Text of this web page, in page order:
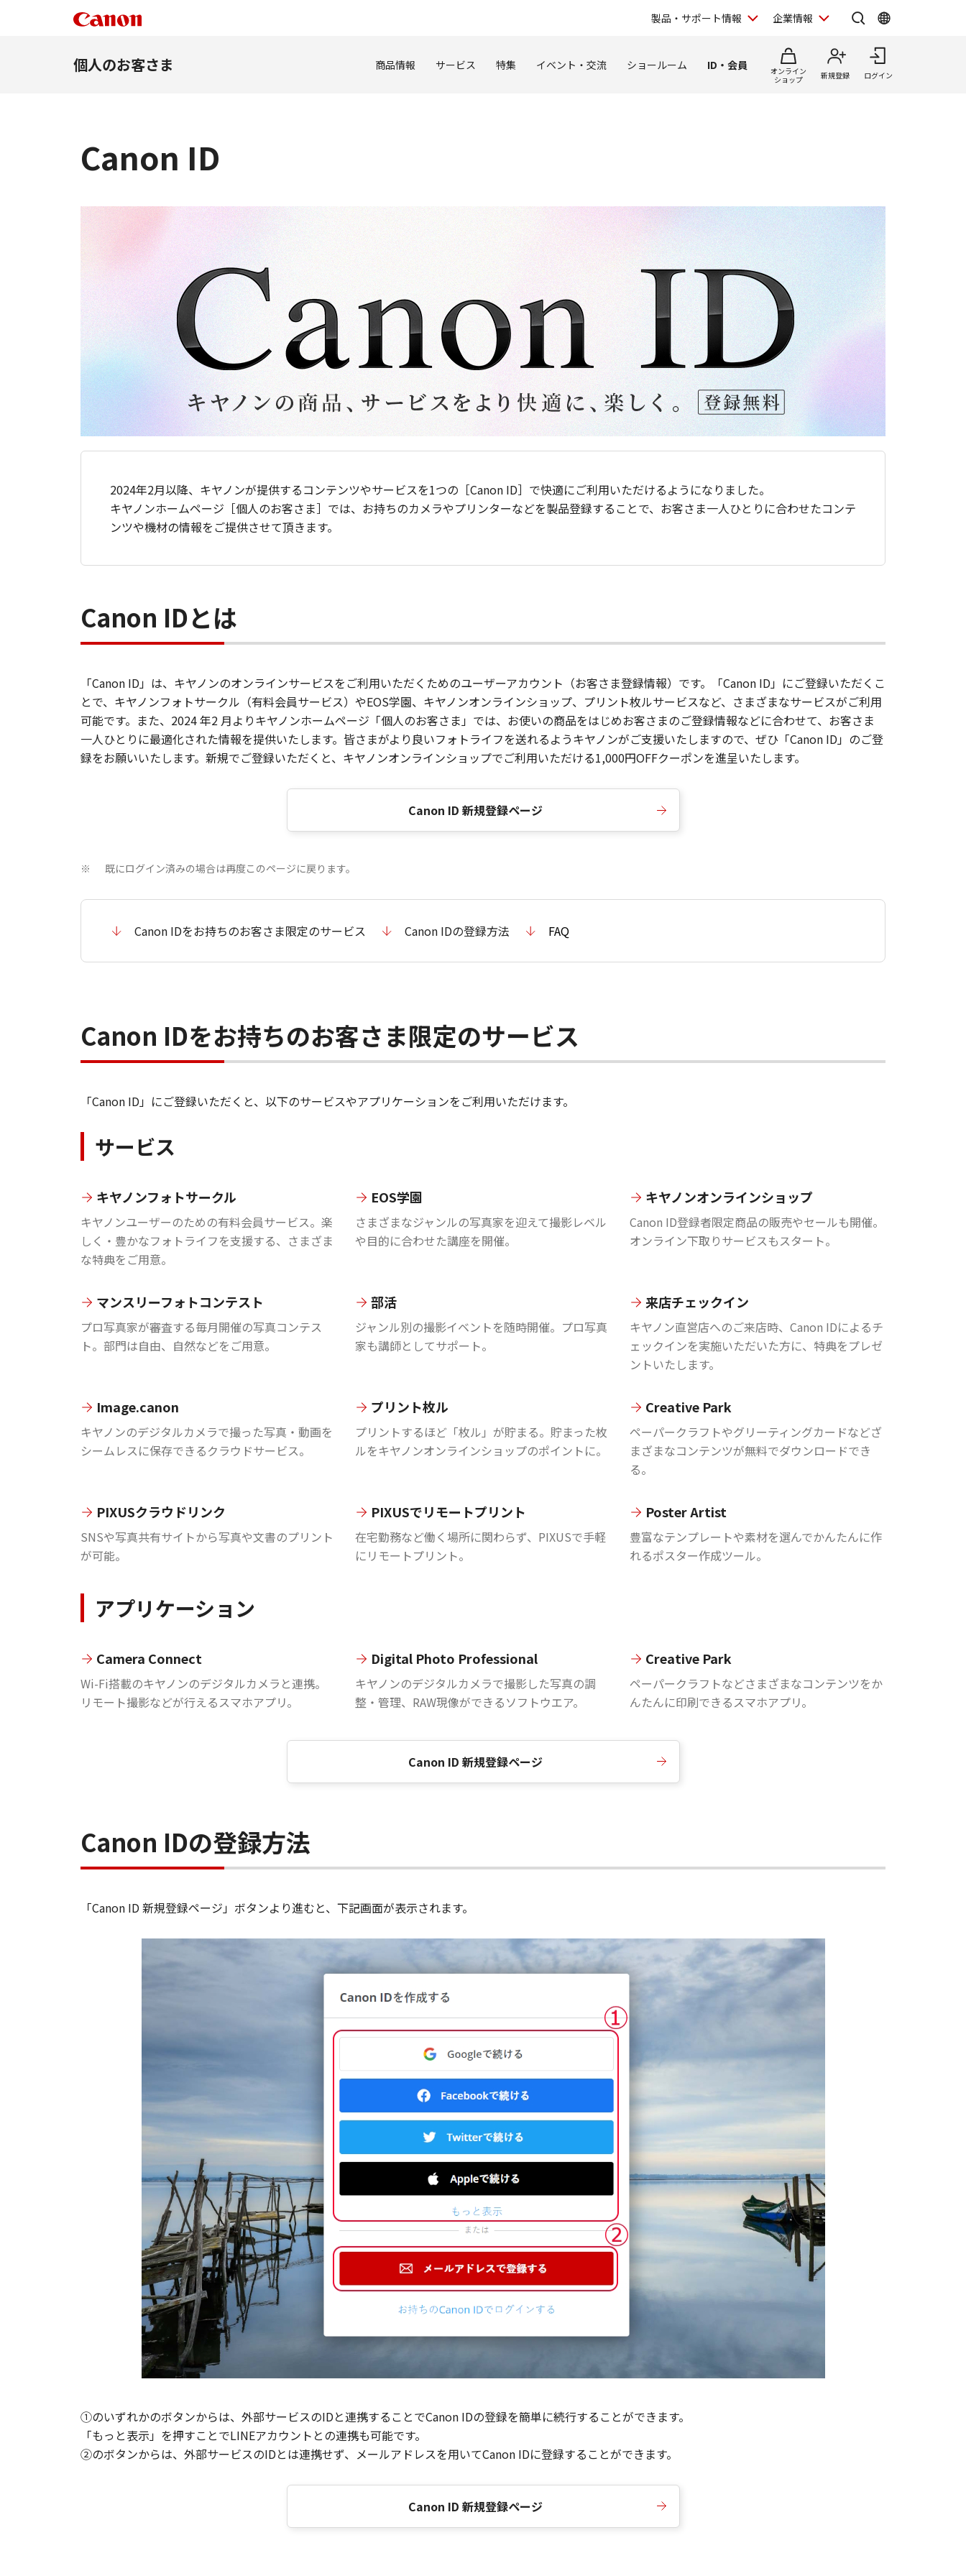
製品・サポート情報 企業情報
個人のお客さま 商品情報 サービス 特集 イベント・交流 ショールーム ID・会員
オンライン
ショップ
新規登録 ログイン
Canon ID
2024年2月以降、キヤノンが提供するコンテンツやサービスを1つの［Canon ID］で快適にご利用いただけるようになりました。
キヤノンホームページ［個人のお客さま］では、お持ちのカメラやプリンターなどを製品登録することで、お客さま一人ひとりに合わせたコンテ
ンツや機材の情報をご提供させて頂きます。
Canon IDとは
「Canon ID」は、キヤノンのオンラインサービスをご利用いただくためのユーザーアカウント（お客さま登録情報）です。「Canon ID」にご登録いただくこ
とで、キヤノンフォトサークル（有料会員サービス）やEOS学園、キヤノンオンラインショップ、プリント枚ルサービスなど、さまざまなサービスがご利用
可能です。また、2024 年2 月よりキヤノンホームページ「個人のお客さま」では、お使いの商品をはじめお客さまのご登録情報などに合わせて、お客さま
一人ひとりに最適化された情報を提供いたします。皆さまがより良いフォトライフを送れるようキヤノンがご支援いたしますので、ぜひ「Canon ID」のご登
録をお願いいたします。新規でご登録いただくと、キヤノンオンラインショップでご利用いただける1,000円OFFクーポンを進呈いたします。
Canon ID 新規登録ページ
※ 既にログイン済みの場合は再度このページに戻ります。
Canon IDをお持ちのお客さま限定のサービス Canon IDの登録方法 FAQ
Canon IDをお持ちのお客さま限定のサービス
「Canon ID」にご登録いただくと、以下のサービスやアプリケーションをご利用いただけます。
サービス
キヤノンフォトサークル
キヤノンユーザーのための有料会員サービス。楽
しく・豊かなフォトライフを支援する、さまざま
な特典をご用意。
EOS学園
さまざまなジャンルの写真家を迎えて撮影レベル
や目的に合わせた講座を開催。
キヤノンオンラインショップ
Canon ID登録者限定商品の販売やセールも開催。
オンライン下取りサービスもスタート。
マンスリーフォトコンテスト
プロ写真家が審査する毎月開催の写真コンテス
ト。部門は自由、自然などをご用意。
部活
ジャンル別の撮影イベントを随時開催。プロ写真
家も講師としてサポート。
来店チェックイン
キヤノン直営店へのご来店時、Canon IDによるチ
ェックインを実施いただいた方に、特典をプレゼ
ントいたします。
Image.canon
キヤノンのデジタルカメラで撮った写真・動画を
シームレスに保存できるクラウドサービス。
プリント枚ル
プリントするほど「枚ル」が貯まる。貯まった枚
ルをキヤノンオンラインショップのポイントに。
Creative Park
ペーパークラフトやグリーティングカードなどざ
まざまなコンテンツが無料でダウンロードでき
る。
PIXUSクラウドリンク
SNSや写真共有サイトから写真や文書のプリント
が可能。
PIXUSでリモートプリント
在宅勤務など働く場所に関わらず、PIXUSで手軽
にリモートプリント。
Poster Artist
豊富なテンプレートや素材を選んでかんたんに作
れるポスター作成ツール。
アプリケーション
Camera Connect
Wi-Fi搭載のキヤノンのデジタルカメラと連携。
リモート撮影などが行えるスマホアプリ。
Digital Photo Professional
キヤノンのデジタルカメラで撮影した写真の調
整・管理、RAW現像ができるソフトウエア。
Creative Park
ペーパークラフトなどさまざまなコンテンツをか
んたんに印刷できるスマホアプリ。
Canon ID 新規登録ページ
Canon IDの登録方法
「Canon ID 新規登録ページ」ボタンより進むと、下記画面が表示されます。
①のいずれかのボタンからは、外部サービスのIDと連携することでCanon IDの登録を簡単に続行することができます。
「もっと表示」を押すことでLINEアカウントとの連携も可能です。
②のボタンからは、外部サービスのIDとは連携せず、メールアドレスを用いてCanon IDに登録することができます。
Canon ID 新規登録ページ